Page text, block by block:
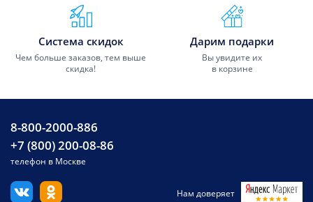
Система скидок
Чем больше заказов, тем выше
скидка!
Дарим подарки
Вы увидите их
в корзине
8-800-2000-886
+7 (800) 200-08-86
телефон в Москве
Нам доверяет